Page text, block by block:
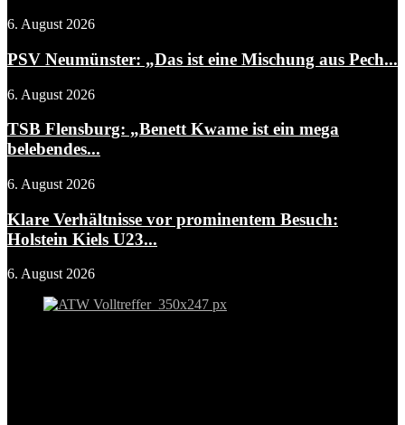
6. August 2026
PSV Neumünster: „Das ist eine Mischung aus Pech...
6. August 2026
TSB Flensburg: „Benett Kwame ist ein mega
belebendes...
6. August 2026
Klare Verhältnisse vor prominentem Besuch:
Holstein Kiels U23...
6. August 2026